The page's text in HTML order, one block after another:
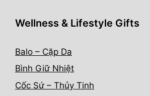
Wellness & Lifestyle Gifts
Balo – Cặp Da
Bình Giữ Nhiệt
Cốc Sứ – Thủy Tinh